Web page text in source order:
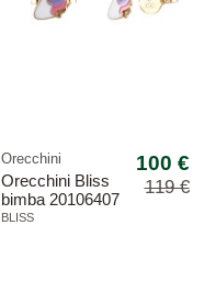
Orecchini
Orecchini Bliss
bimba 20106407
My Baby
BLISS
100 €
119 €